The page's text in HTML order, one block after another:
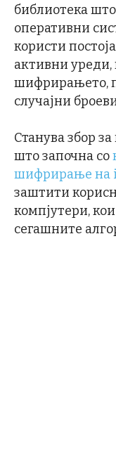
библиотека
оперативни
користи
активни уреди,
шифрирањето,
случајни
Станува збор
што започна со
шифрирање на
заштити
компјутери,
сегашните